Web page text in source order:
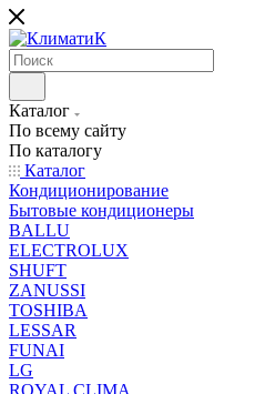
Каталог
По всему сайту
По каталогу
Каталог
Кондиционирование
Бытовые кондиционеры
BALLU
ELECTROLUX
SHUFT
ZANUSSI
TOSHIBA
LESSAR
FUNAI
LG
ROYAL CLIMA